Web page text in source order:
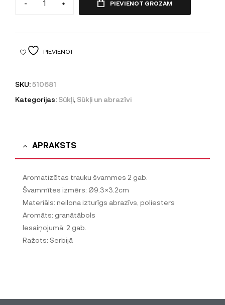
- + PIEVIENOT GROZAM
PIEVIENOT
SKU:510681
Kategorijas: Sūkļi, Sūkļi un abrazīvi
APRAKSTS
Aromatizētas trauku švammes 2 gab.
Švammītes izmērs: Ø9.3×3.2cm
Materiāls: neilona izturīgs abrazīvs, poliesters
Aromāts: granātābols
Iesaiņojumā: 2 gab.
Ražots: Serbijā